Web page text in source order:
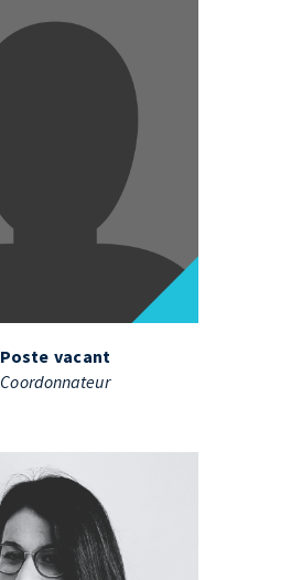
Poste vacant
Coordonnateur